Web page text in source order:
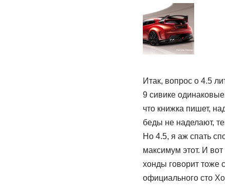
Итак, вопрос о 4.5
9 сивике
что книжка пишет,
беды не наделают,
Но 4.5, я аж спать
максимум этот. И
хонды говорит тоже
официального сто